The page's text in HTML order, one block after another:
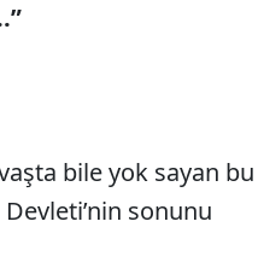
bile yok sayan bu
sonunu